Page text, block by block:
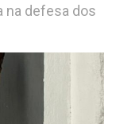
na defesa dos